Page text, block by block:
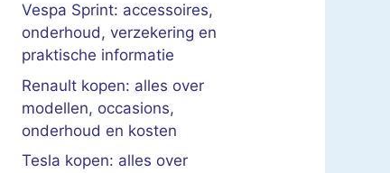
Vespa Sprint: accessoires,
onderhoud, verzekering en
praktische informatie
Renault kopen: alles over
modellen, occasions,
onderhoud en kosten
Tesla kopen: alles over